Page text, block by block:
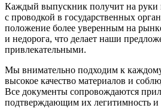
Каждый выпускник получит на руки
с проводкой в государственных
положение более уверенным на
и недорога, что делает наши
привлекательными.
Мы внимательно подходим к каждому
высокое качество материалов и
Все документы сопровождаются
подтверждающим их легитимность и